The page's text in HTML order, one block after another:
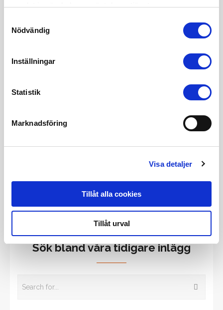
samlat in när du har använt deras tjänster.
Nödvändig
Inställningar
Statistik
Marknadsföring
Visa detaljer
Tillåt alla cookies
Tillåt urval
Behöver du affärsjuridiskt stöd?
Alla tidigare inlägg
Sök bland våra tidigare inlägg